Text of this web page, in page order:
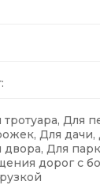
тротуара, Для
Для дачи,
двора, Для
дорог с